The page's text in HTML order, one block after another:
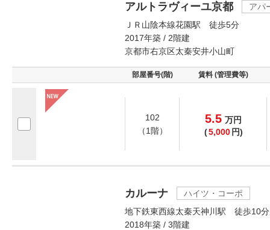
アルトラヴィーユ京都
アパ
ＪＲ山陰本線花園駅 徒歩5分
2017年築 / 2階建
京都市右京区太秦安井小山町
部屋番号(階) 賃料 (管理費等)
102
（1階）
5.5 万円
(5,000 円)
カルーナ
ハイツ・コーポ
地下鉄東西線太秦天神川駅 徒歩10分
2018年築 / 3階建